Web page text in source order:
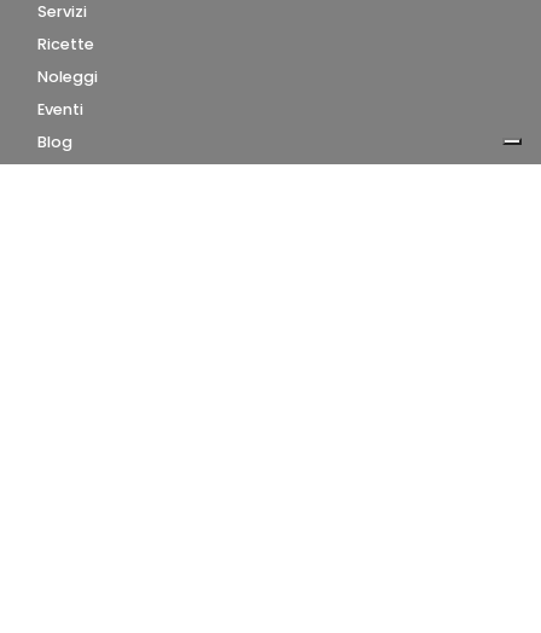
Servizi
Ricette
Noleggi
Eventi
Blog